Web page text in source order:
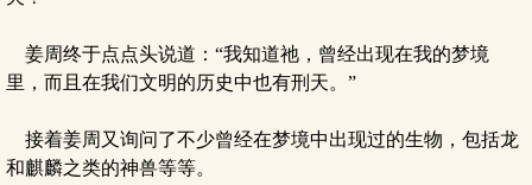
姜周终于点点头说道：“我知道祂，曾经出现在我的梦境
里，而且在我们文明的历史中也有刑天。”
接着姜周又询问了不少曾经在梦境中出现过的生物，包括龙
和麒麟之类的神兽等等。